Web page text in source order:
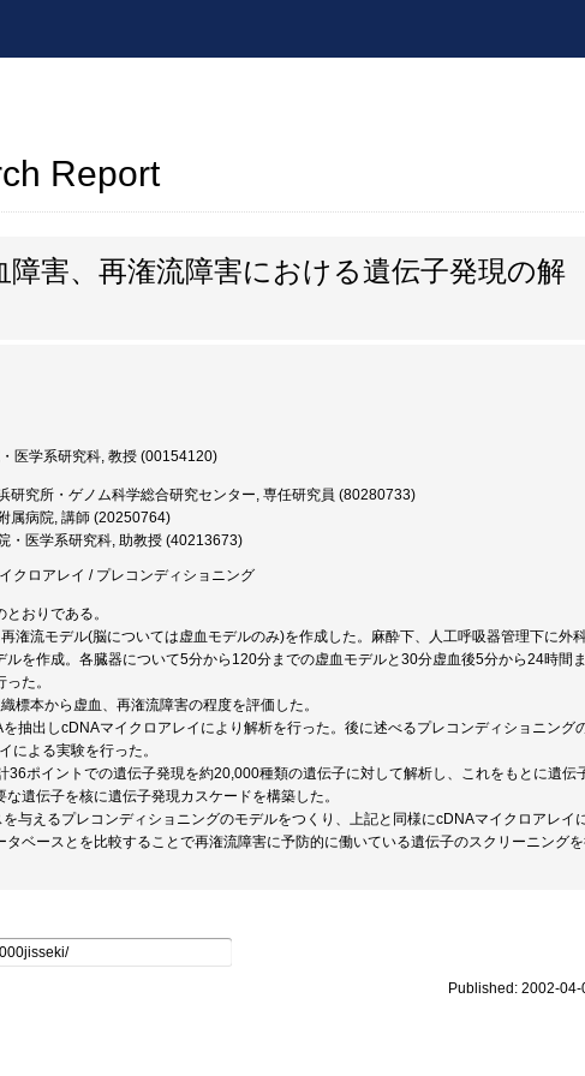
Report
害、再潅流障害における遺伝子発現の解
医学系研究科, 教授 (00154120)
研究所・ゲノム科学総合研究センター, 専任研究員 (80280733)
属病院, 講師 (20250764)
・医学系研究科, 助教授 (40213673)
クロアレイ / プレコンディショニング
おりである。
潅流モデル(脳については虚血モデルのみ)を作成した。麻酔下、人工呼吸器管理下に外
ルを作成。各臓器について5分から120分までの虚血モデルと30分虚血後5分から24時間
た。
標本から虚血、再潅流障害の程度を評価した。
抽出しcDNAマイクロアレイにより解析を行った。後に述べるプレコンディショニング
による実験を行った。
36ポイントでの遺伝子発現を約20,000種類の遺伝子に対して解析し、これをもとに遺伝
遺伝子を核に遺伝子発現カスケードを構築した。
与えるプレコンディショニングのモデルをつくり、上記と同様にcDNAマイクロアレイ
ベースとを比較することで再潅流障害に予防的に働いている遺伝子のスクリーニングを
Published: 2002-